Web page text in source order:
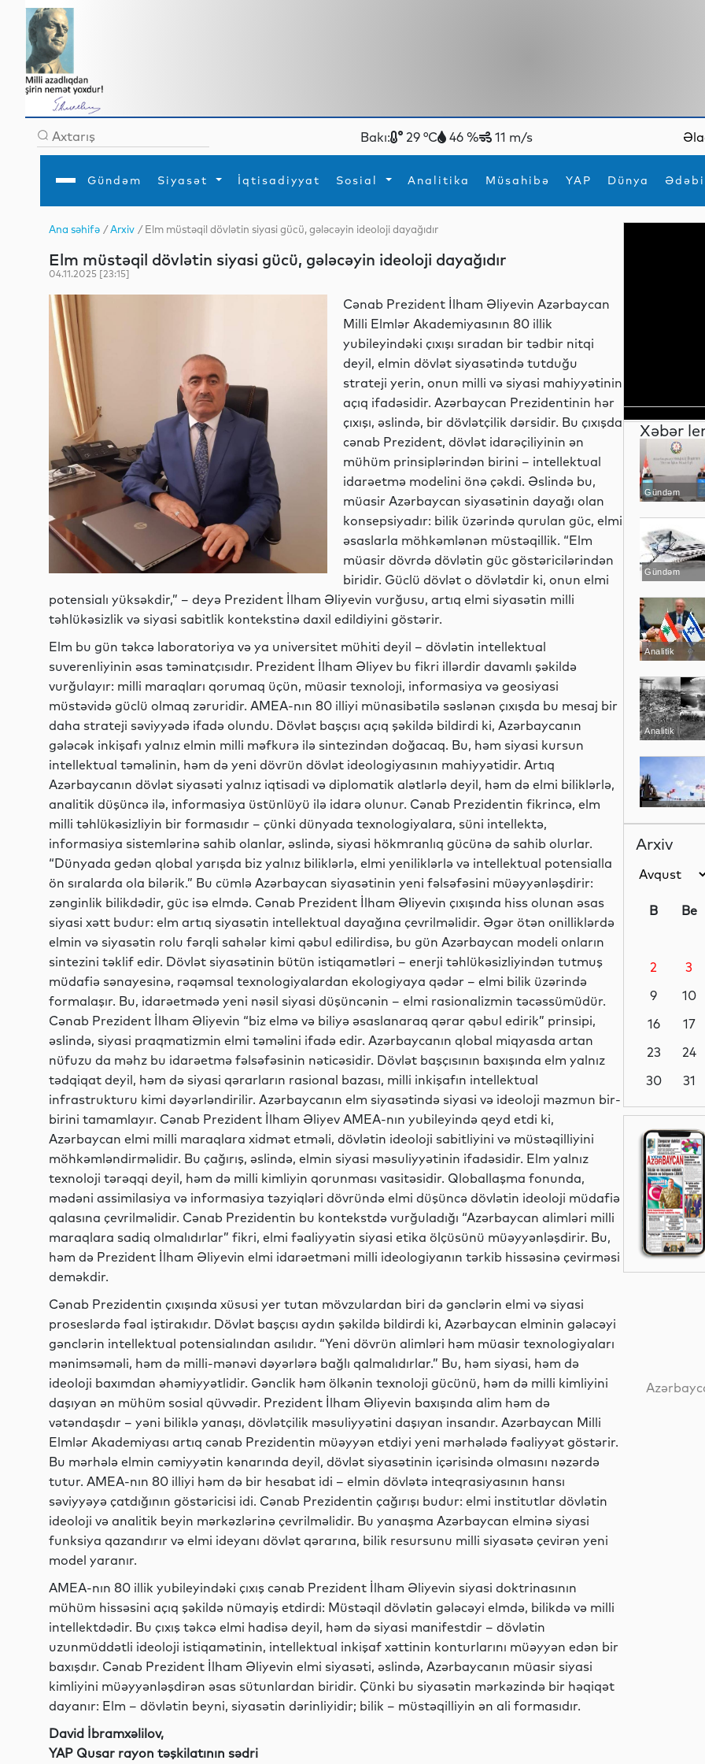
Bakı: 29 °C 46 % 11 m/s
Gündəm Siyasət İqtisadiyyat Sosial Analitika Müsahibə YAP Dünya
Gündəm
İqtisadiyyat
Analitika
Mədəniyyət
Müsahibə
MEDİA
Xarici siyasətTurizm
Hadisə
İdmanYeni texnologiyalar
Ana səhifə /Arxiv / Elm müstəqil dövlətin siyasi gücü, gələcəyin ideoloji dayağıdır
Elm müstəqil dövlətin siyasi gücü, gələcəyin ideoloji dayağıdır
04.11.2025 [23:15]
Cənab Prezident İlham Əliyevin Azərbaycan
Milli Elmlər Akademiyasının 80 illik
yubileyindəki çıxışı sıradan bir tədbir nitqi
deyil, elmin dövlət siyasətində tutduğu
strateji yerin, onun milli və siyasi mahiyyətinin
açıq ifadəsidir. Azərbaycan Prezidentinin hər
çıxışı, əslində, bir dövlətçilik dərsidir. Bu çıxışda
cənab Prezident, dövlət idarəçiliyinin ən
mühüm prinsiplərindən birini – intellektual
idarəetmə modelini önə çəkdi. Əslində bu,
müasir Azərbaycan siyasətinin dayağı olan
konsepsiyadır: bilik üzərində qurulan güc, elmi
əsaslarla möhkəmlənən müstəqillik. “Elm
müasir dövrdə dövlətin güc göstəricilərindən
biridir. Güclü dövlət o dövlətdir ki, onun elmi
potensialı yüksəkdir,” – deyə Prezident İlham Əliyevin vurğusu, artıq elmi siyasətin milli
təhlükəsizlik və siyasi sabitlik kontekstinə daxil edildiyini göstərir.
Elm bu gün təkcə laboratoriya və ya universitet mühiti deyil – dövlətin intellektual
suverenliyinin əsas təminatçısıdır. Prezident İlham Əliyev bu fikri illərdir davamlı şəkildə
vurğulayır: milli maraqları qorumaq üçün, müasir texnoloji, informasiya və geosiyasi
müstəvidə güclü olmaq zəruridir. AMEA-nın 80 illiyi münasibətilə səslənən çıxışda bu mesaj bir
daha strateji səviyyədə ifadə olundu. Dövlət başçısı açıq şəkildə bildirdi ki, Azərbaycanın
gələcək inkişafı yalnız elmin milli məfkurə ilə sintezindən doğacaq. Bu, həm siyasi kursun
intellektual təməlinin, həm də yeni dövrün dövlət ideologiyasının mahiyyətidir. Artıq
Azərbaycanın dövlət siyasəti yalnız iqtisadi və diplomatik alətlərlə deyil, həm də elmi biliklərlə,
analitik düşüncə ilə, informasiya üstünlüyü ilə idarə olunur. Cənab Prezidentin fikrincə, elm
milli təhlükəsizliyin bir formasıdır – çünki dünyada texnologiyalara, süni intellektə,
informasiya sistemlərinə sahib olanlar, əslində, siyasi hökmranlıq gücünə də sahib olurlar.
“Dünyada gedən qlobal yarışda biz yalnız biliklərlə, elmi yeniliklərlə və intellektual potensialla
ön sıralarda ola bilərik.” Bu cümlə Azərbaycan siyasətinin yeni fəlsəfəsini müəyyənləşdirir:
zənginlik bilikdədir, güc isə elmdə. Cənab Prezident İlham Əliyevin çıxışında hiss olunan əsas
siyasi xətt budur: elm artıq siyasətin intellektual dayağına çevrilməlidir. Əgər ötən onilliklərdə
elmin və siyasətin rolu fərqli sahələr kimi qəbul edilirdisə, bu gün Azərbaycan modeli onların
sintezini təklif edir. Dövlət siyasətinin bütün istiqamətləri – enerji təhlükəsizliyindən tutmuş
müdafiə sənayesinə, rəqəmsal texnologiyalardan ekologiyaya qədər – elmi bilik üzərində
formalaşır. Bu, idarəetmədə yeni nəsil siyasi düşüncənin – elmi rasionalizmin təcəssümüdür.
Cənab Prezident İlham Əliyevin “biz elmə və biliyə əsaslanaraq qərar qəbul edirik” prinsipi,
əslində, siyasi praqmatizmin elmi təməlini ifadə edir. Azərbaycanın qlobal miqyasda artan
nüfuzu da məhz bu idarəetmə fəlsəfəsinin nəticəsidir. Dövlət başçısının baxışında elm yalnız
tədqiqat deyil, həm də siyasi qərarların rasional bazası, milli inkişafın intellektual
infrastrukturu kimi dəyərləndirilir. Azərbaycanın elm siyasətində siyasi və ideoloji məzmun bir-
birini tamamlayır. Cənab Prezident İlham Əliyev AMEA-nın yubileyində qeyd etdi ki,
Azərbaycan elmi milli maraqlara xidmət etməli, dövlətin ideoloji sabitliyini və müstəqilliyini
möhkəmləndirməlidir. Bu çağırış, əslində, elmin siyasi məsuliyyətinin ifadəsidir. Elm yalnız
texnoloji tərəqqi deyil, həm də milli kimliyin qorunması vasitəsidir. Qloballaşma fonunda,
mədəni assimilasiya və informasiya təzyiqləri dövründə elmi düşüncə dövlətin ideoloji müdafiə
qalasına çevrilməlidir. Cənab Prezidentin bu kontekstdə vurğuladığı “Azərbaycan alimləri milli
maraqlara sadiq olmalıdırlar” fikri, elmi fəaliyyətin siyasi etika ölçüsünü müəyyənləşdirir. Bu,
həm də Prezident İlham Əliyevin elmi idarəetməni milli ideologiyanın tərkib hissəsinə çevirməsi
deməkdir.
Cənab Prezidentin çıxışında xüsusi yer tutan mövzulardan biri də gənclərin elmi və siyasi
proseslərdə fəal iştirakıdır. Dövlət başçısı aydın şəkildə bildirdi ki, Azərbaycan elminin gələcəyi
gənclərin intellektual potensialından asılıdır. “Yeni dövrün alimləri həm müasir texnologiyaları
mənimsəməli, həm də milli-mənəvi dəyərlərə bağlı qalmalıdırlar.” Bu, həm siyasi, həm də
ideoloji baxımdan əhəmiyyətlidir. Gənclik həm ölkənin texnoloji gücünü, həm də milli kimliyini
daşıyan ən mühüm sosial qüvvədir. Prezident İlham Əliyevin baxışında alim həm də
vətəndaşdır – yəni biliklə yanaşı, dövlətçilik məsuliyyətini daşıyan insandır. Azərbaycan Milli
Elmlər Akademiyası artıq cənab Prezidentin müəyyən etdiyi yeni mərhələdə fəaliyyət göstərir.
Bu mərhələ elmin cəmiyyətin kənarında deyil, dövlət siyasətinin içərisində olmasını nəzərdə
tutur. AMEA-nın 80 illiyi həm də bir hesabat idi – elmin dövlətə inteqrasiyasının hansı
səviyyəyə çatdığının göstəricisi idi. Cənab Prezidentin çağırışı budur: elmi institutlar dövlətin
ideoloji və analitik beyin mərkəzlərinə çevrilməlidir. Bu yanaşma Azərbaycan elminə siyasi
funksiya qazandırır və elmi ideyanı dövlət qərarına, bilik resursunu milli siyasətə çevirən yeni
model yaranır.
AMEA-nın 80 illik yubileyindəki çıxış cənab Prezident İlham Əliyevin siyasi doktrinasının
mühüm hissəsini açıq şəkildə nümayiş etdirdi: Müstəqil dövlətin gələcəyi elmdə, bilikdə və milli
intellektdədir. Bu çıxış təkcə elmi hadisə deyil, həm də siyasi manifestdir – dövlətin
uzunmüddətli ideoloji istiqamətinin, intellektual inkişaf xəttinin konturlarını müəyyən edən bir
baxışdır. Cənab Prezident İlham Əliyevin elmi siyasəti, əslində, Azərbaycanın müasir siyasi
kimliyini müəyyənləşdirən əsas sütunlardan biridir. Çünki bu siyasətin mərkəzində bir həqiqət
dayanır: Elm – dövlətin beyni, siyasətin dərinliyidir; bilik – müstəqilliyin ən ali formasıdır.
David İbramxəlilov,
YAP Qusar rayon təşkilatının sədri
Xəbər
Gündəm
Gündəm
Analitik
Analitik
Analitik
MEDİA
Dünya
Dünya
Dünya
Arxiv
B Be
2
3
9
10
16
17
23
24
30
31